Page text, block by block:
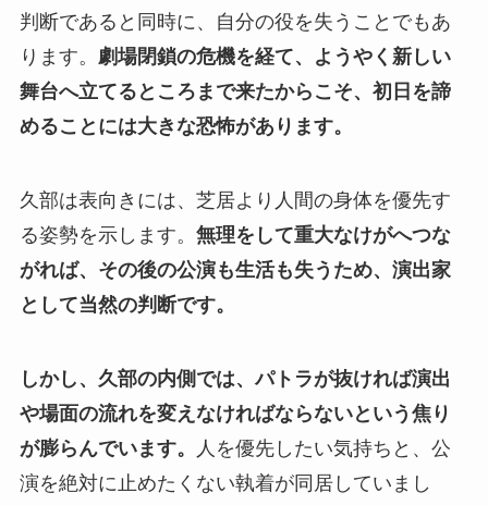
判断であると同時に、自分の役を失うことでもあ
ります。 劇場閉鎖の危機を経て、ようやく新しい
舞台へ立てるところまで来たからこそ、初日を諦
めることには大きな恐怖があります。
久部は表向きには、芝居より人間の身体を優先す
る姿勢を示します。 無理をして重大なけがへつな
がれば、その後の公演も生活も失うため、演出家
として当然の判断です。
しかし、久部の内側では、パトラが抜ければ演出
や場面の流れを変えなければならないという焦り
が膨らんでいます。
人を優先したい気持ちと、公
演を絶対に止めたくない執着が同居していまし